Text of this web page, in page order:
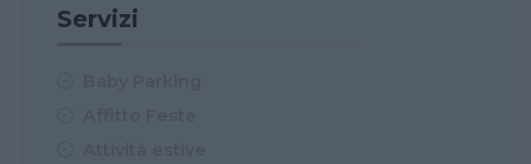
Servizi